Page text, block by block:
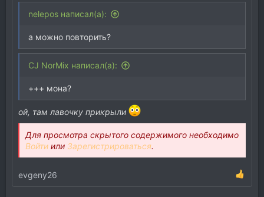
nelepos написал(а):
а можно повторить?
CJ NorMix написал(а):
+++ мона?
ой, там лавочку прикрыли
Для просмотра скрытого содержимого необходимо
Войти или Зарегистрироваться.
evgeny26